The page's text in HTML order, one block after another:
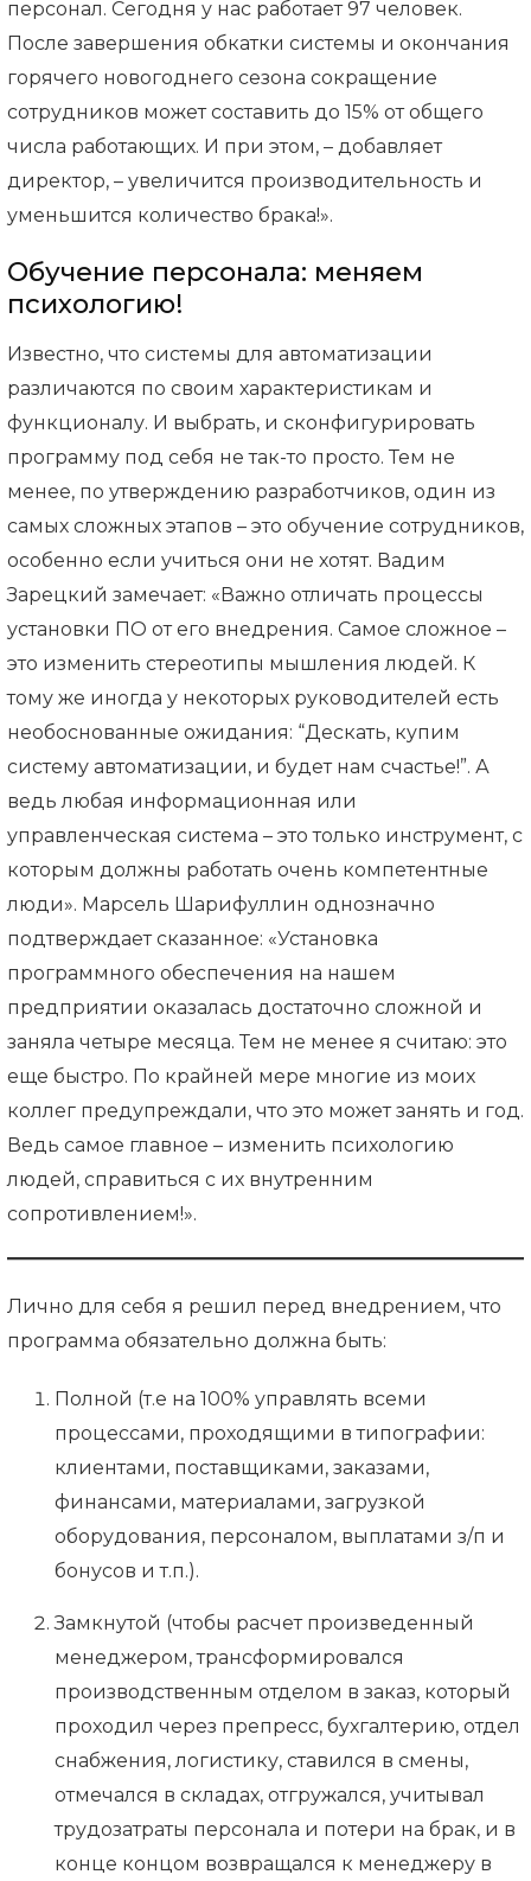
персонал. Сегодня у нас работает 97 человек.
После завершения обкатки системы и окончания
горячего новогоднего сезона сокращение
сотрудников может составить до 15% от общего
числа работающих. И при этом, – добавляет
директор, – увеличится производительность и
уменьшится количество брака!».
Обучение персонала: меняем
психологию!
Известно, что системы для автоматизации
различаются по своим характеристикам и
функционалу. И выбрать, и сконфигурировать
программу под себя не так-то просто. Тем не
менее, по утверждению разработчиков, один из
самых сложных этапов – это обучение сотрудников,
особенно если учиться они не хотят. Вадим
Зарецкий замечает: «Важно отличать процессы
установки ПО от его внедрения. Самое сложное –
это изменить стереотипы мышления людей. К
тому же иногда у некоторых руководителей есть
необоснованные ожидания: “Дескать, купим
систему автоматизации, и будет нам счастье!”. А
ведь любая информационная или
управленческая система – это только инструмент, с
которым должны работать очень компетентные
люди». Марсель Шарифуллин однозначно
подтверждает сказанное: «Установка
программного обеспечения на нашем
предприятии оказалась достаточно сложной и
заняла четыре месяца. Тем не менее я считаю: это
еще быстро. По крайней мере многие из моих
коллег предупреждали, что это может занять и год.
Ведь самое главное – изменить психологию
людей, справиться с их внутренним
сопротивлением!».
Лично для себя я решил перед внедрением, что
программа обязательно должна быть:
Полной (т.е на 100% управлять всеми
процессами, проходящими в типографии:
клиентами, поставщиками, заказами,
финансами, материалами, загрузкой
оборудования, персоналом, выплатами з/п и
бонусов и т.п.).
Замкнутой (чтобы расчет произведенный
менеджером, трансформировался
производственным отделом в заказ, который
проходил через препресс, бухгалтерию, отдел
снабжения, логистику, ставился в смены,
отмечался в складах, отгружался, учитывал
трудозатраты персонала и потери на брак, и в
конце концом возвращался к менеджеру в